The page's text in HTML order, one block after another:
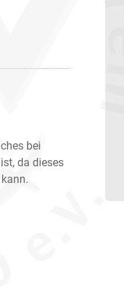
bei
da dieses